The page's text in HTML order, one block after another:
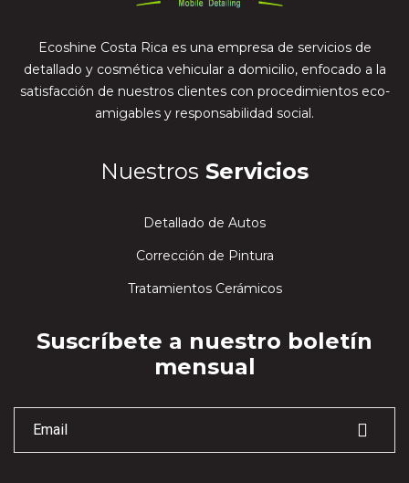
Ecoshine Costa Rica es una empresa de servicios de
detallado y cosmética vehicular a domicilio, enfocado a la
satisfacción de nuestros clientes con procedimientos eco-
amigables y responsabilidad social.
Nuestros Servicios
Detallado de Autos
Corrección de Pintura
Tratamientos Cerámicos
Suscríbete a nuestro boletín
mensual